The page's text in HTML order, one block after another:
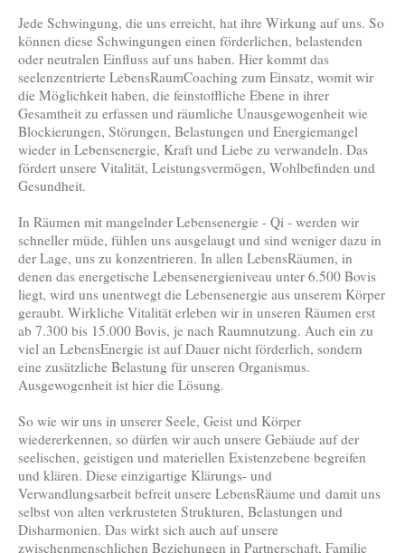
Jede Schwingung, die uns erreicht, hat ihre Wirkung auf uns. So
können diese Schwingungen einen förderlichen, belastenden
oder neutralen Einfluss auf uns haben. Hier kommt das
seelenzentrierte LebensRaumCoaching zum Einsatz, womit wir
die Möglichkeit haben, die feinstoffliche Ebene in ihrer
Gesamtheit zu erfassen und räumliche Unausgewogenheit wie
Blockierungen, Störungen, Belastungen und Energiemangel
wieder in Lebensenergie, Kraft und Liebe zu verwandeln. Das
fördert unsere Vitalität, Leistungsvermögen, Wohlbefinden und
Gesundheit.
In Räumen mit mangelnder Lebensenergie - Qi - werden wir
schneller müde, fühlen uns ausgelaugt und sind weniger dazu in
der Lage, uns zu konzentrieren. In allen LebensRäumen, in
denen das energetische Lebensenergieniveau unter 6.500 Bovis
liegt, wird uns unentwegt die Lebensenergie aus unserem Körper
geraubt. Wirkliche Vitalität erleben wir in unseren Räumen erst
ab 7.300 bis 15.000 Bovis, je nach Raumnutzung. Auch ein zu
viel an LebensEnergie ist auf Dauer nicht förderlich, sondern
eine zusätzliche Belastung für unseren Organismus.
Ausgewogenheit ist hier die Lösung.
So wie wir uns in unserer Seele, Geist und Körper
wiedererkennen, so dürfen wir auch unsere Gebäude auf der
seelischen, geistigen und materiellen Existenzebene begreifen
und klären. Diese einzigartige Klärungs- und
Verwandlungsarbeit befreit unsere LebensRäume und damit uns
selbst von alten verkrusteten Strukturen, Belastungen und
Disharmonien. Das wirkt sich auch auf unsere
zwischenmenschlichen Beziehungen in Partnerschaft, Familie